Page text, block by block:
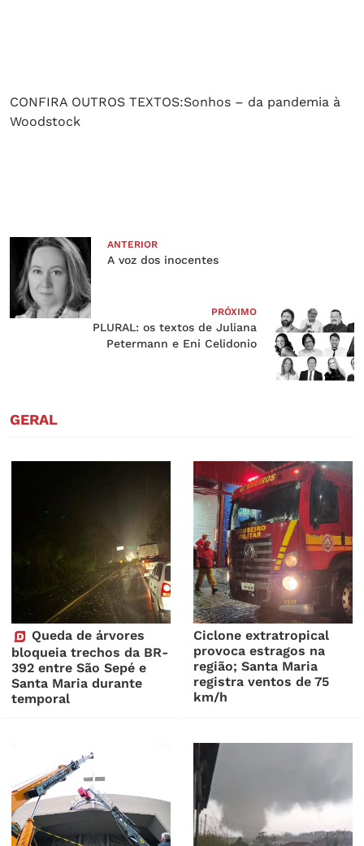
CONFIRA OUTROS TEXTOS:Sonhos – da pandemia à
Woodstock
ANTERIOR
A voz dos inocentes
PRÓXIMO
PLURAL: os textos de Juliana
Petermann e Eni Celidonio
GERAL
Queda de árvores
bloqueia trechos da BR-
392 entre São Sepé e
Santa Maria durante
temporal
Ciclone extratropical
provoca estragos na
região; Santa Maria
registra ventos de 75
km/h